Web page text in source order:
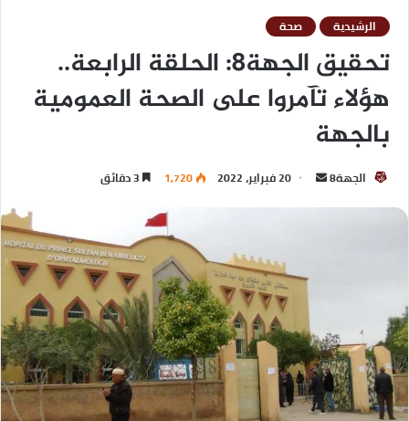
الرشيدية صحة
تحقيق الجهة8: الحلقة الرابعة..
هؤلاء تآمروا على الصحة العمومية
بالجهة
الجهة8 20 فبراير، 2022 1,720